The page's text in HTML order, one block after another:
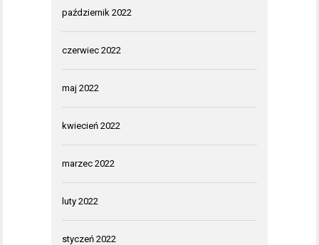
październik 2022
czerwiec 2022
maj 2022
kwiecień 2022
marzec 2022
luty 2022
styczeń 2022